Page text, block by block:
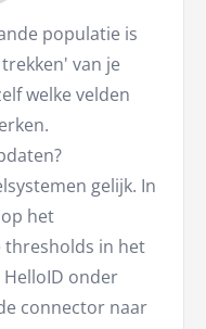
populatie is
van je
welke velden
gelijk. In
het
thresholds in het
onder
connector naar